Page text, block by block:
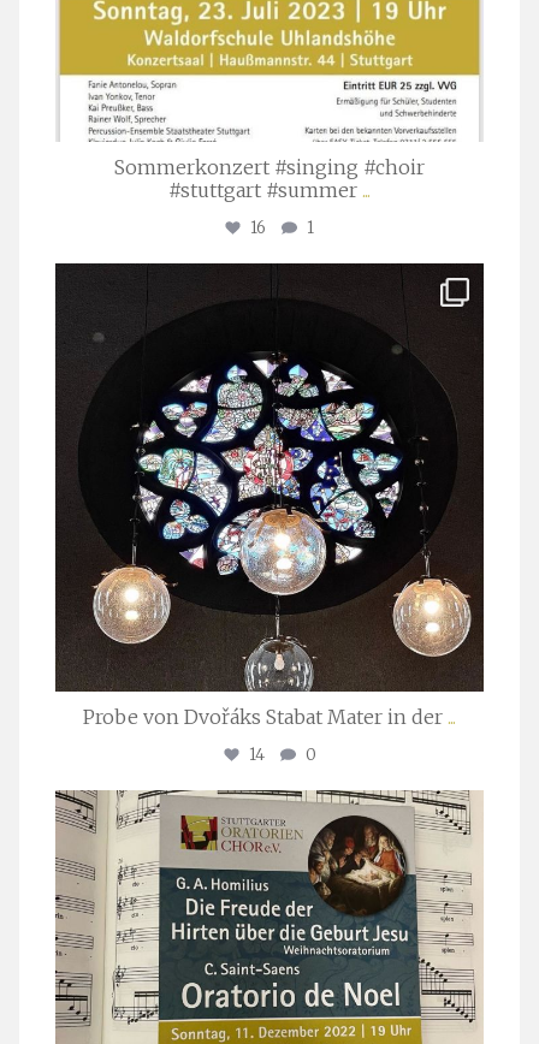
Sommerkonzert #singing #choir
#stuttgart #summer ...
16 1
Apr. 1
Probe von Dvořáks Stabat Mater in der ...
14 0
stuttgarter_oratorienchor
Nov. 29